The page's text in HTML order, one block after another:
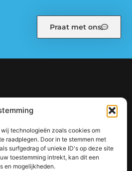
technologieën zoals cookies om
raadplegen. Door in te stemmen met
surfgedrag of unieke ID's op deze site
toestemming intrekt, kan dit een
en mogelijkheden.
Praat met ons
een sterke online autoriteit